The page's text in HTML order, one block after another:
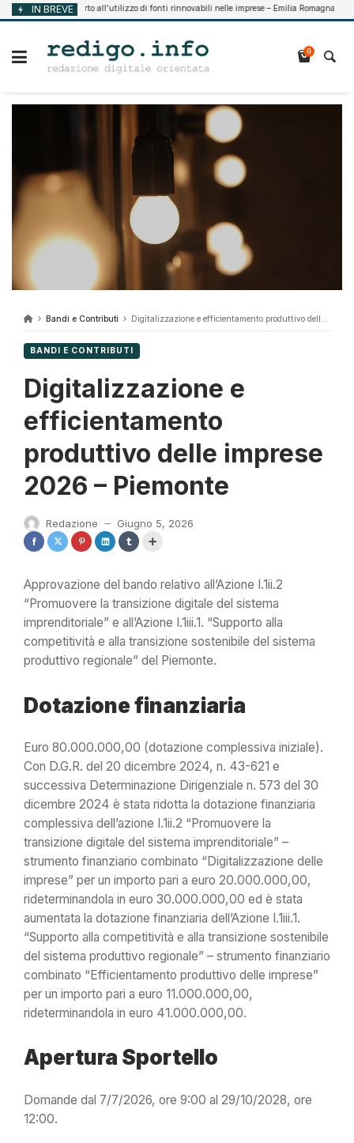
Vai
al
IN BREVE
2026 Supporto all’utilizzo di fonti rinnovabili nelle imprese – Emilia Romagna
0
Bandi e Contributi Digitalizzazione e efficientamento produttivo delle imprese 2026 – Piemonte
BANDI E CONTRIBUTI
Digitalizzazione e
efficientamento
produttivo delle imprese
2026 – Piemonte
Redazione — Giugno 5, 2026
Approvazione del bando relativo all’Azione I.1ii.2
“Promuovere la transizione digitale del sistema
imprenditoriale” e all’Azione I.1iii.1. “Supporto alla
competitività e alla transizione sostenibile del sistema
produttivo regionale” del Piemonte.
Dotazione finanziaria
Euro 80.000.000,00 (dotazione complessiva iniziale).
Con D.G.R. del 20 dicembre 2024, n. 43-621 e
successiva Determinazione Dirigenziale n. 573 del 30
dicembre 2024 è stata ridotta la dotazione finanziaria
complessiva dell’azione I.1ii.2 “Promuovere la
transizione digitale del sistema imprenditoriale” –
strumento finanziario combinato “Digitalizzazione delle
imprese” per un importo pari a euro 20.000.000,00,
rideterminandola in euro 30.000.000,00 ed è stata
aumentata la dotazione finanziaria dell’Azione I.1iii.1.
“Supporto alla competitività e alla transizione sostenibile
del sistema produttivo regionale” – strumento finanziario
combinato “Efficientamento produttivo delle imprese”
per un importo pari a euro 11.000.000,00,
rideterminandola in euro 41.000.000,00.
Apertura Sportello
Domande dal 7/7/2026, ore 9:00 al 29/10/2028, ore
12:00.